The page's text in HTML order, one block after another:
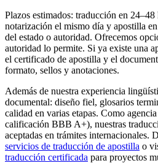
Plazos estimados: traducción en
notarización el mismo día y apostilla
del estado o autoridad. Ofrecemos
autoridad lo permite. Si ya existe una
el certificado de apostilla y el
formato, sellos y anotaciones.
Además de nuestra experiencia
documental: diseño fiel, glosarios
calidad en varias etapas. Como
calificación BBB A+), nuestras
aceptadas en trámites internacionales.
servicios de traducción de apostilla o
traducción certificada para proyectos